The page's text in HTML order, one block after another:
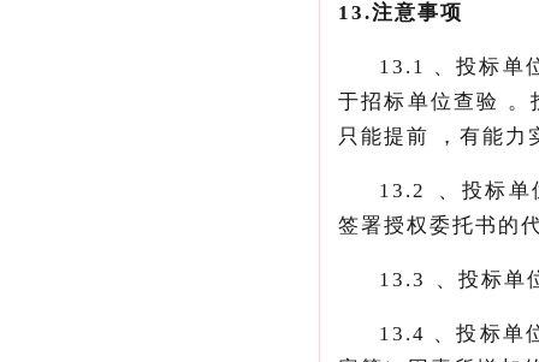
13.注意事项
13.1、投标
于招标单位查验
只能提前，有能
13.2、投
签署授权委托书的代
13.3、投标
13.4、投标单